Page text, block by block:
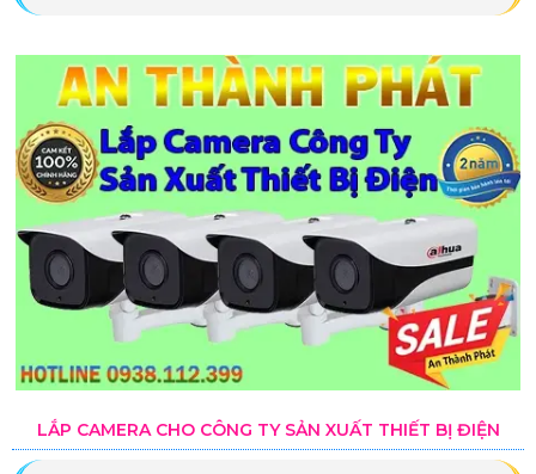
LẮP CAMERA CHO CÔNG TY SẢN XUẤT THIẾT BỊ ĐIỆN